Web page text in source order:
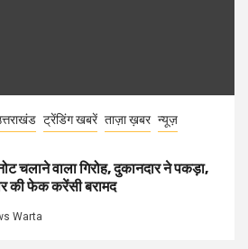
ट्रेंडिंग खबरें ताज़ा ख़बर न्यूज़
चलाने वाला गिरोह, दुकानदार ने पकड़ा,
की फेक करेंसी बरामद
Warta